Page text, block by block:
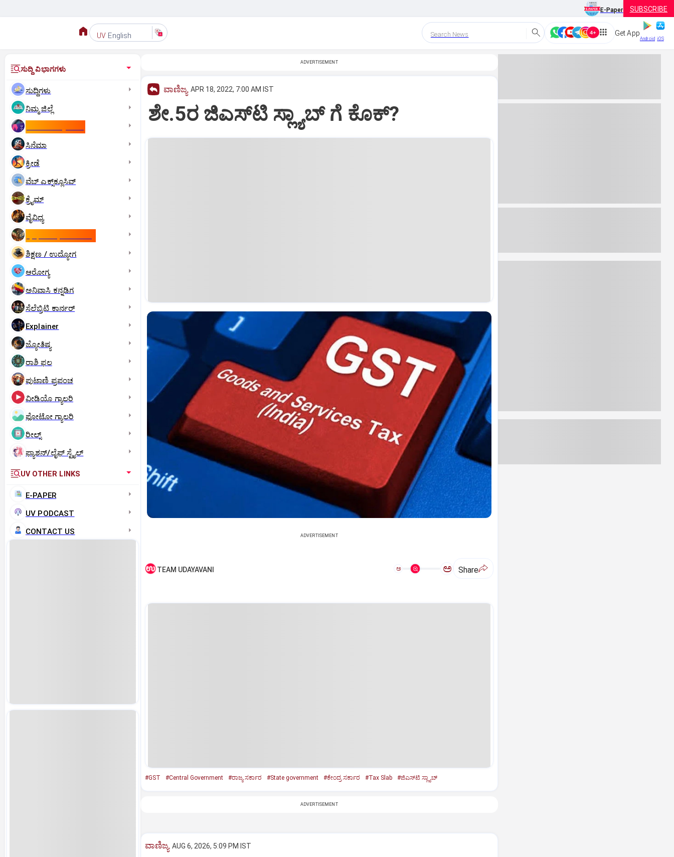
E-Paper SUBSCRIBE
UV English Search News Get App
Android iOS
ಸುದ್ದಿ ವಿಭಾಗಗಳು
ಸುದ್ದಿಗಳು
ನಿಮ್ಮ ಜಿಲ್ಲೆ
ಸಿನೆಮಾ
ಕ್ರೀಡೆ
ವೆಬ್ ಎಕ್ಸ್‌ಕ್ಲೂಸಿವ್
ಕ್ರೈಮ್
ವೈವಿಧ್ಯ
ಶಿಕ್ಷಣ / ಉದ್ಯೋಗ
ಆರೋಗ್ಯ
ಅನಿವಾಸಿ ಕನ್ನಡಿಗ
ಸೆಲೆಬ್ರಿಟಿ ಕಾರ್ನರ್‌
Explainer
ಜ್ಯೋತಿಷ್ಯ
ರಾಶಿ ಫಲ
ಪುಟಾಣಿ ಪ್ರಪಂಚ
ವೀಡಿಯೊ ಗ್ಯಾಲರಿ
ಫೋಟೋ ಗ್ಯಾಲರಿ
ರೀಲ್ಸ್
ಫ್ಯಾಶನ್/ಲೈಫ್‌ ಸ್ಟೈಲ್
UV OTHER LINKS
E-PAPER
UV PODCAST
CONTACT US
ADVERTISEMENT
ವಾಣಿಜ್ಯ APR 18, 2022, 7:00 AM IST
ಶೇ.5ರ ಜಿಎಸ್‌ಟಿ ಸ್ಲ್ಯಾಬ್ ಗೆ ಕೊಕ್‌?
ADVERTISEMENT
TEAM UDAYAVANI ಅ ಅ Share
#GST #Central Government #ರಾಜ್ಯ ಸರ್ಕಾರ #State government #ಕೇಂದ್ರ ಸರ್ಕಾರ #Tax Slab #ಜಿಎಸ್‌ಟಿ ಸ್ಲ್ಯಾಬ್
ADVERTISEMENT
ವಾಣಿಜ್ಯ AUG 6, 2026, 5:09 PM IST